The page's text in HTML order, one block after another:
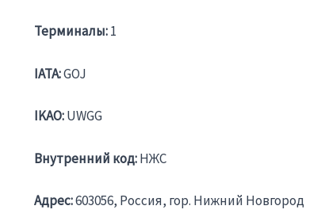
Терминалы:1
IATA:GOJ
IKAO:UWGG
Внутренний код:НЖС
Адрес:603056, Россия, гор. Нижний Новгород